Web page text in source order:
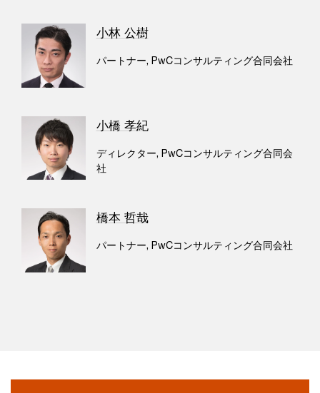
小林 公樹
パートナー, PwCコンサルティング合同会社
小橋 孝紀
ディレクター, PwCコンサルティング合同会
社
橋本 哲哉
パートナー, PwCコンサルティング合同会社